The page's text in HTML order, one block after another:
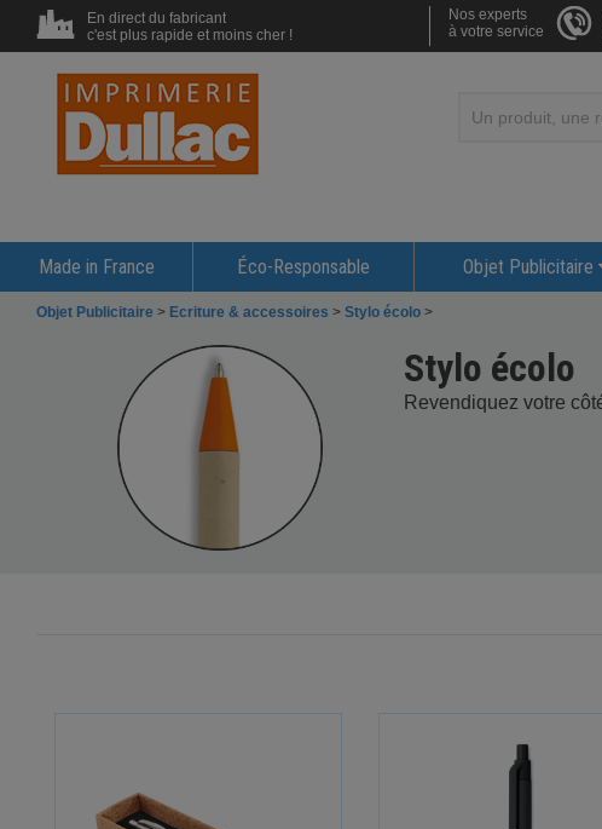
En direct du fabricant
c'est plus rapide et moins cher !
Nos experts
à votre service
Made in France Éco-Responsable Objet Publicitaire
Objet Publicitaire > Ecriture & accessoires > Stylo écolo >
Stylo écolo
Revendiquez votre